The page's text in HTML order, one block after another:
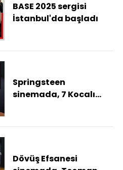
BASE 2025 sergisi
İstanbul'da başladı
Springsteen
sinemada, 7 Kocalı
ajandası
Dövüş Efsanesi